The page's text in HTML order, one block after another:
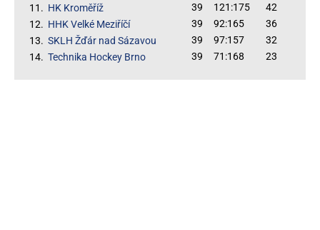
11. HK Kroměříž 39 121:175
42
12. HHK Velké Meziříčí 39 92:165
36
13. SKLH Žďár nad Sázavou 39 97:157
32
14. Technika Hockey Brno 39 71:168 23